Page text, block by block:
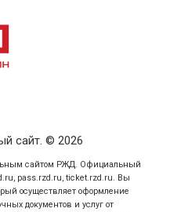
номер заказа;
личности пассажира, на
сайт. © 2026
сайтом РЖД. Официальный
pass.rzd.ru, ticket.rzd.ru. Вы
осуществляет оформление
документов и услуг от